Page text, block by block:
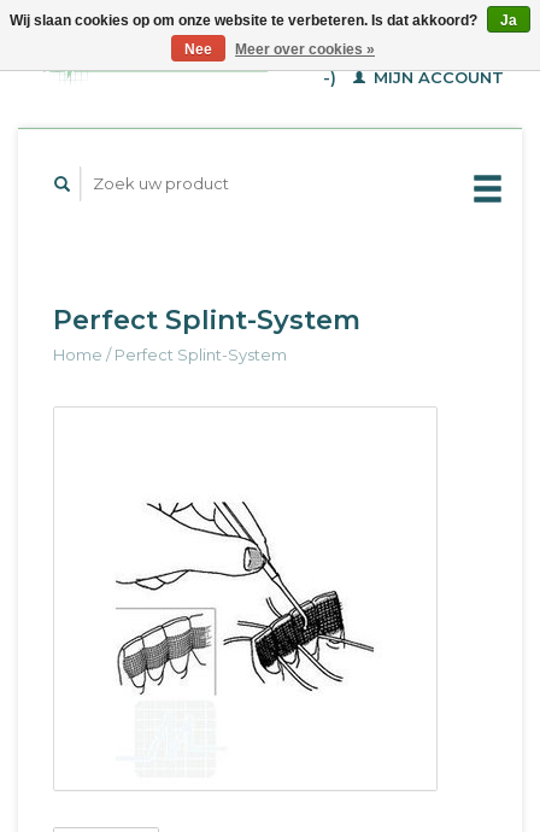
WINKELWAGEN (€--,-
-)
MIJN ACCOUNT
Perfect Splint-System
Home /Perfect Splint-System
Wij slaan cookies op om onze website te verbeteren. Is dat akkoord?
Ja
Nee
Meer over cookies »